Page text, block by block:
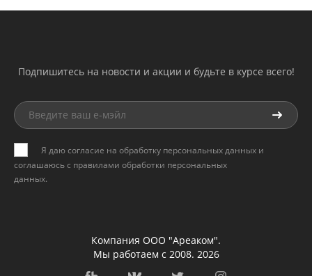
Подпишитесь на новости и акции и будьте в курсе всего!
Я даю согласие на обработку персональных данных и
соглашаюсь с правилами обработки персональных
данных.
Компания ООО "Ареаком".
Мы работаем с 2008. 2026